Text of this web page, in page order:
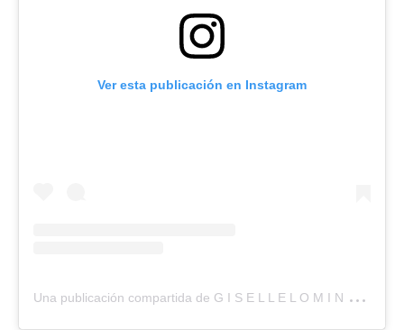
Ver esta publicación en Instagram
U
na publicación compartida de G I S E L L E L O M I N C H A R (@giselle_lominchar)